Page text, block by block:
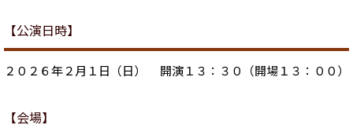
【公演日時】
２０２６年２月１日（日） 開演１３：３０（開場１３：００）
【会場】